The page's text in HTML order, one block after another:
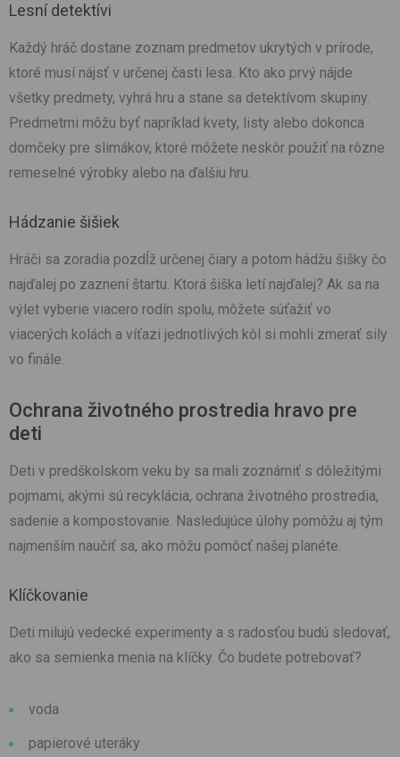
Lesní detektívi
Každý hráč dostane zoznam predmetov ukrytých v prírode,
ktoré musí nájsť v určenej časti lesa. Kto ako prvý nájde
všetky predmety, vyhrá hru a stane sa detektívom skupiny.
Predmetmi môžu byť napríklad kvety, listy alebo dokonca
domčeky pre slimákov, ktoré môžete neskôr použiť na rôzne
remeselné výrobky alebo na ďalšiu hru.
Hádzanie šišiek
Hráči sa zoradia pozdĺž určenej čiary a potom hádžu šišky čo
najďalej po zaznení štartu. Ktorá šiška letí najďalej? Ak sa na
výlet vyberie viacero rodín spolu, môžete súťažiť vo
viacerých kolách a víťazi jednotlivých kôl si mohli zmerať sily
vo finále.
Ochrana životného prostredia hravo pre
deti
Deti v predškolskom veku by sa mali zoznámiť s dôležitými
pojmami, akými sú recyklácia, ochrana životného prostredia,
sadenie a kompostovanie. Nasledujúce úlohy pomôžu aj tým
najmenším naučiť sa, ako môžu pomôcť našej planéte.
Klíčkovanie
Deti milujú vedecké experimenty a s radosťou budú sledovať,
ako sa semienka menia na klíčky. Čo budete potrebovať?
voda
papierové uteráky